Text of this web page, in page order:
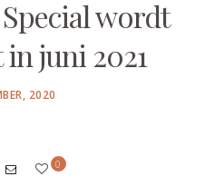
wordt
juni 2021
2020
0